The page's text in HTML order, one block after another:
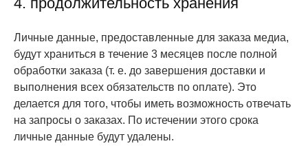
Личные данные, предоставленные для заказа медиа,
будут храниться в течение 3 месяцев после полной
обработки заказа (т. е. до завершения доставки и
выполнения всех обязательств по оплате). Это
делается для того, чтобы иметь возможность отвечать
на запросы о заказах. По истечении этого срока
личные данные будут удалены.